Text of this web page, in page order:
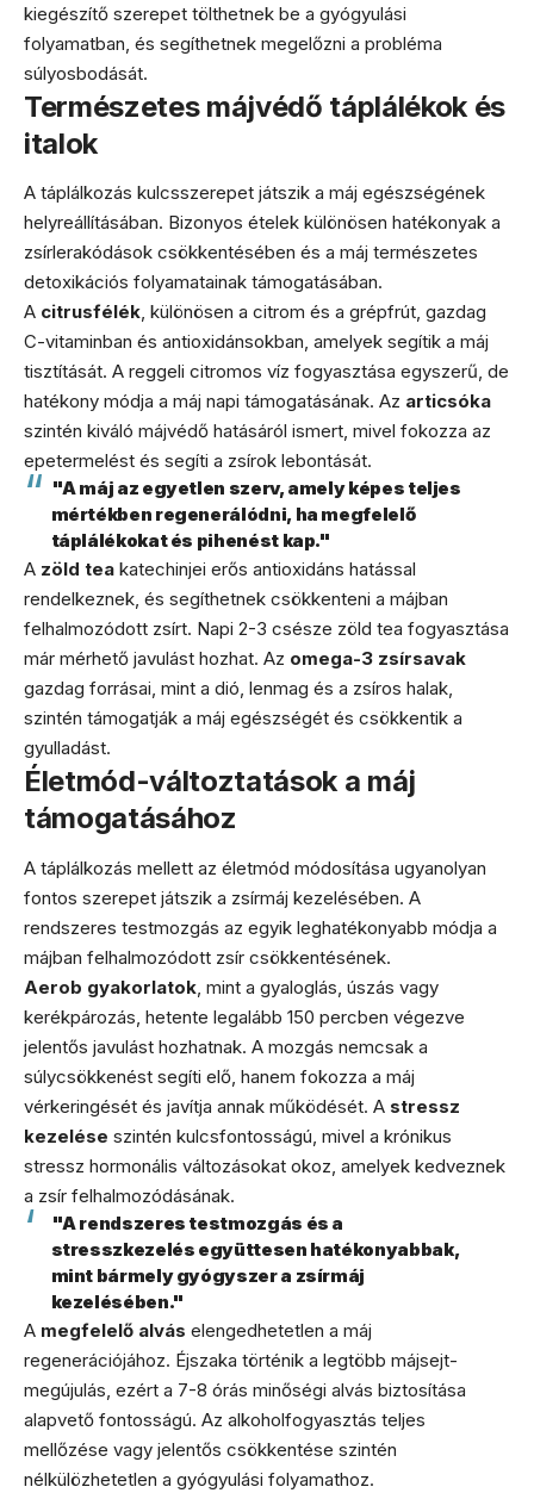
kiegészítő szerepet tölthetnek be a gyógyulási
folyamatban, és segíthetnek megelőzni a probléma
súlyosbodását.
Természetes májvédő táplálékok és
italok
A táplálkozás kulcsszerepet játszik a máj egészségének
helyreállításában. Bizonyos ételek különösen hatékonyak a
zsírlerakódások csökkentésében és a máj természetes
detoxikációs folyamatainak támogatásában.
A citrusfélék, különösen a citrom és a grépfrút, gazdag
C-vitaminban és antioxidánsokban, amelyek segítik a máj
tisztítását. A reggeli citromos víz fogyasztása egyszerű, de
hatékony módja a máj napi támogatásának. Az articsóka
szintén kiváló májvédő hatásáról ismert, mivel fokozza az
epetermelést és segíti a zsírok lebontását.
"A máj az egyetlen szerv, amely képes teljes
mértékben regenerálódni, ha megfelelő
táplálékokat és pihenést kap."
A zöld tea katechinjei erős antioxidáns hatással
rendelkeznek, és segíthetnek csökkenteni a májban
felhalmozódott zsírt. Napi 2-3 csésze zöld tea fogyasztása
már mérhető javulást hozhat. Az omega-3 zsírsavak
gazdag forrásai, mint a dió, lenmag és a zsíros halak,
szintén támogatják a máj egészségét és csökkentik a
gyulladást.
Életmód-változtatások a máj
támogatásához
A táplálkozás mellett az életmód módosítása ugyanolyan
fontos szerepet játszik a zsírmáj kezelésében. A
rendszeres testmozgás az egyik leghatékonyabb módja a
májban felhalmozódott zsír csökkentésének.
Aerob gyakorlatok, mint a gyaloglás, úszás vagy
kerékpározás, hetente legalább 150 percben végezve
jelentős javulást hozhatnak. A mozgás nemcsak a
súlycsökkenést segíti elő, hanem fokozza a máj
vérkeringését és javítja annak működését. A stressz
kezelése szintén kulcsfontosságú, mivel a krónikus
stressz hormonális változásokat okoz, amelyek kedveznek
a zsír felhalmozódásának.
"A rendszeres testmozgás és a
stresszkezelés együttesen hatékonyabbak,
mint bármely gyógyszer a zsírmáj
kezelésében."
A megfelelő alvás elengedhetetlen a máj
regenerációjához. Éjszaka történik a legtöbb májsejt-
megújulás, ezért a 7-8 órás minőségi alvás biztosítása
alapvető fontosságú. Az alkoholfogyasztás teljes
mellőzése vagy jelentős csökkentése szintén
nélkülözhetetlen a gyógyulási folyamathoz.